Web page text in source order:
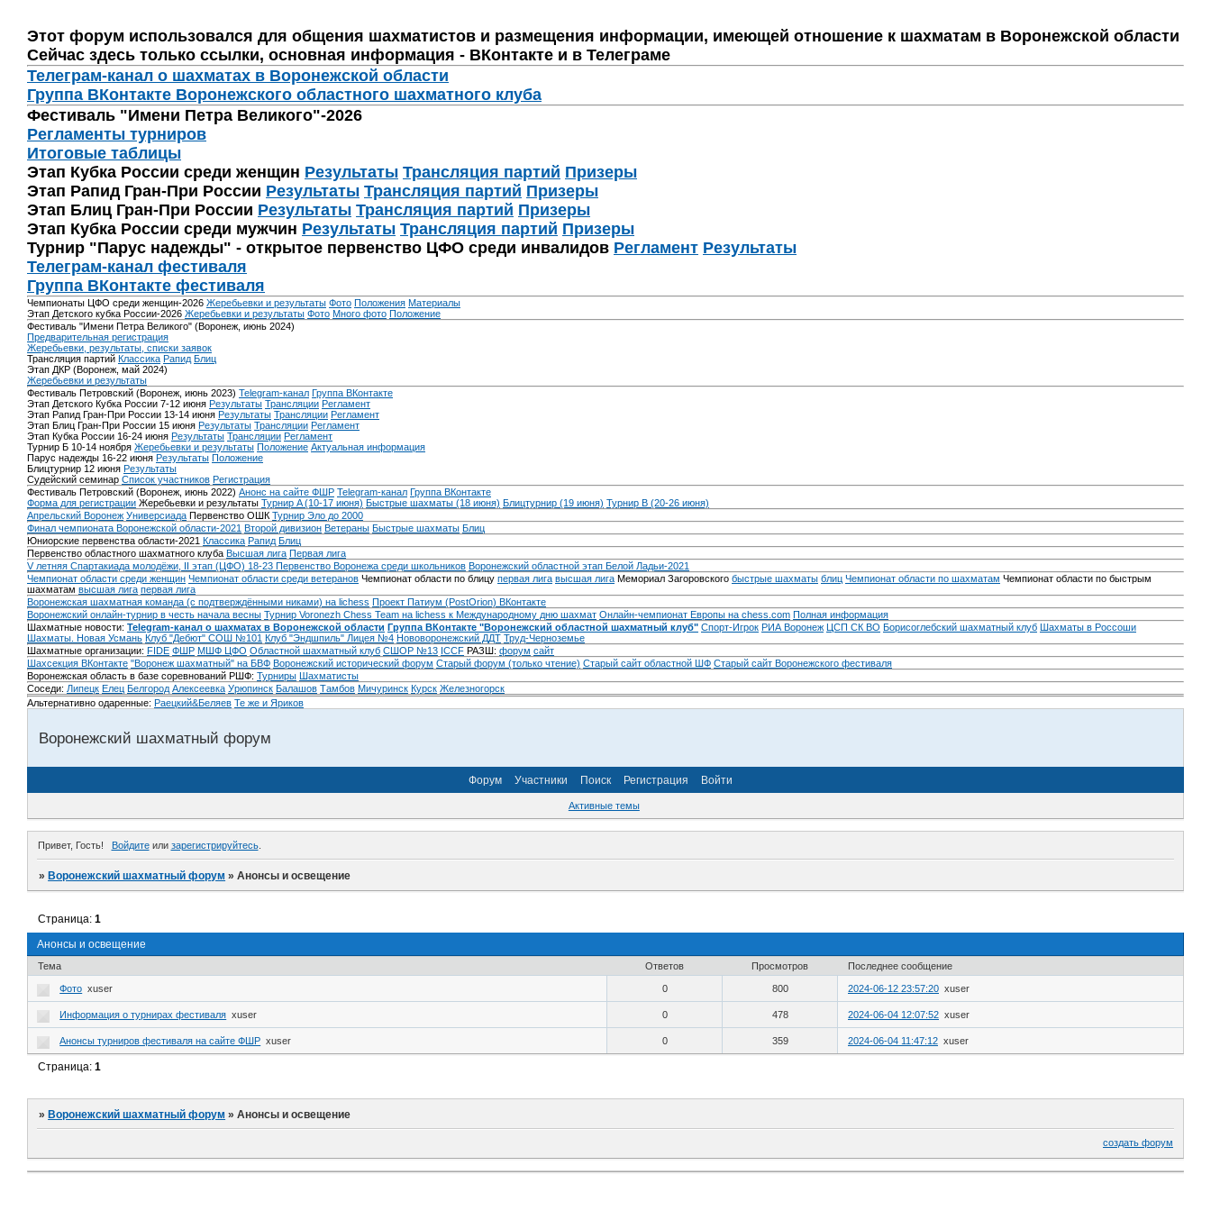
Этот форум использовался для общения шахматистов и размещения информации, имеющей отношение к шахматам в Воронежской области
Сейчас здесь только ссылки, основная информация - ВКонтакте и в Телеграме
Телеграм-канал о шахматах в Воронежской области
Группа ВКонтакте Воронежского областного шахматного клуба
Фестиваль "Имени Петра Великого"-2026
Регламенты турниров
Итоговые таблицы
Этап Кубка России среди женщин Результаты Трансляция партий Призеры
Этап Рапид Гран-При России Результаты Трансляция партий Призеры
Этап Блиц Гран-При России Результаты Трансляция партий Призеры
Этап Кубка России среди мужчин Результаты Трансляция партий Призеры
Турнир "Парус надежды" - открытое первенство ЦФО среди инвалидов Регламент Результаты
Телеграм-канал фестиваля
Группа ВКонтакте фестиваля
Чемпионаты ЦФО среди женщин-2026 Жеребьевки и результаты Фото Положения Материалы
Этап Детского кубка России-2026 Жеребьевки и результаты Фото Много фото Положение
Фестиваль "Имени Петра Великого" (Воронеж, июнь 2024)
Предварительная регистрация
Жеребьевки, результаты, списки заявок
Трансляция партий Классика Рапид Блиц
Этап ДКР (Воронеж, май 2024)
Жеребьевки и результаты
Фестиваль Петровский (Воронеж, июнь 2023) Telegram-канал Группа ВКонтакте
Этап Детского Кубка России 7-12 июня Результаты Трансляции Регламент
Этап Рапид Гран-При России 13-14 июня Результаты Трансляции Регламент
Этап Блиц Гран-При России 15 июня Результаты Трансляции Регламент
Этап Кубка России 16-24 июня Результаты Трансляции Регламент
Турнир Б 10-14 ноября Жеребьевки и результаты Положение Актуальная информация
Парус надежды 16-22 июня Результаты Положение
Блицтурнир 12 июня Результаты
Судейский семинар Список участников Регистрация
Фестиваль Петровский (Воронеж, июнь 2022) Анонс на сайте ФШР Telegram-канал Группа ВКонтакте
Форма для регистрации Жеребьевки и результаты Турнир A (10-17 июня) Быстрые шахматы (18 июня) Блицтурнир (19 июня) Турнир B (20-26 июня)
Апрельский Воронеж Универсиада Первенство ОШК Турнир Эло до 2000
Финал чемпионата Воронежской области-2021 Второй дивизион Ветераны Быстрые шахматы Блиц
Юниорские первенства области-2021 Классика Рапид Блиц
Первенство областного шахматного клуба Высшая лига Первая лига
V летняя Спартакиада молодёжи, II этап (ЦФО) 18-23 Первенство Воронежа среди школьников Воронежский областной этап Белой Ладьи-2021
Чемпионат области среди женщин Чемпионат области среди ветеранов Чемпионат области по блицу первая лига высшая лига Мемориал Загоровского быстрые шахматы блиц Чемпионат области по шахматам Чемпионат области по быстрым
шахматам высшая лига первая лига
Воронежская шахматная команда (с подтверждёнными никами) на lichess Проект Патиум (PostOrion) ВКонтакте
Воронежский онлайн-турнир в честь начала весны Турнир Voronezh Chess Team на lichess к Международному дню шахмат Онлайн-чемпионат Европы на chess.com Полная информация
Шахматные новости: Telegram-канал о шахматах в Воронежской области Группа ВКонтакте "Воронежский областной шахматный клуб" Спорт-Игрок РИА Воронеж ЦСП СК ВО Борисоглебский шахматный клуб Шахматы в Россоши
Шахматы. Новая Усмань Клуб "Дебют" СОШ №101 Клуб "Эндшпиль" Лицея №4 Нововоронежский ДДТ Труд-Черноземье
Шахматные организации: FIDE ФШР МШФ ЦФО Областной шахматный клуб СШОР №13 ICCF РАЗШ: форум сайт
Шахсекция ВКонтакте "Воронеж шахматный" на БВФ Воронежский исторический форум Cтарый форум (только чтение) Старый сайт областной ШФ Старый сайт Воронежского фестиваля
Воронежская область в базе соревнований РШФ: Турниры Шахматисты
Соседи: Липецк Елец Белгород Алексеевка Урюпинск Балашов Тамбов Мичуринск Курск Железногорск
Альтернативно одаренные: Раецкий&Беляев Те же и Яриков
Воронежский шахматный форум
Форум Участники Поиск Регистрация Войти
Активные темы
Привет, Гость! Войдитеили зарегистрируйтесь.
»Воронежский шахматный форум »Анонсы и освещение
Анонсы и освещение
Страница:1
Тема Ответов Просмотров Последнее сообщение
Фото xuser 0 800 2024-06-12 23:57:20 xuser
Информация о турнирах фестиваля xuser 0 478 2024-06-04 12:07:52 xuser
Анонсы турниров фестиваля на сайте ФШР xuser 0 359 2024-06-04 11:47:12 xuser
Страница:1
»Воронежский шахматный форум »Анонсы и освещение
создать форум